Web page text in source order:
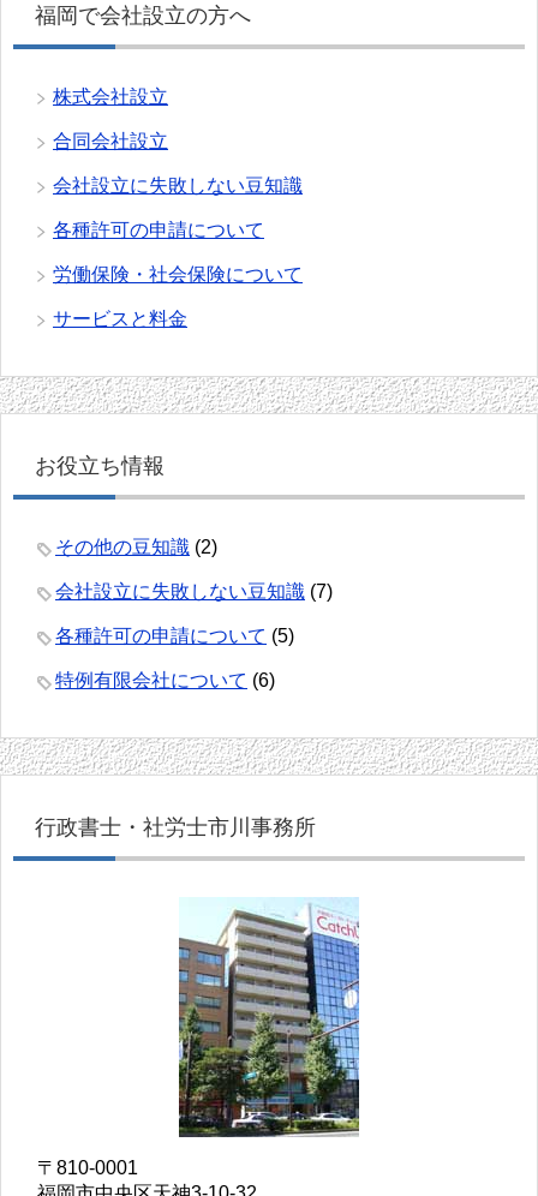
福岡で会社設立の方へ
株式会社設立
合同会社設立
会社設立に失敗しない豆知識
各種許可の申請について
労働保険・社会保険について
サービスと料金
お役立ち情報
その他の豆知識 (2)
会社設立に失敗しない豆知識 (7)
各種許可の申請について (5)
特例有限会社について (6)
行政書士・社労士市川事務所
〒810-0001